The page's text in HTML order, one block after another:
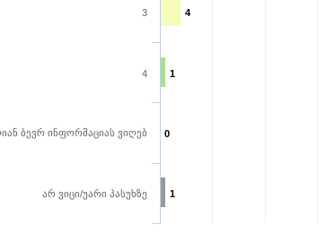
4
1
0
1
3
4
ბევრ ინფორმაციას ვიღებ
არ ვიცი/უარი პასუხზე
სამთავრობო უწყებები